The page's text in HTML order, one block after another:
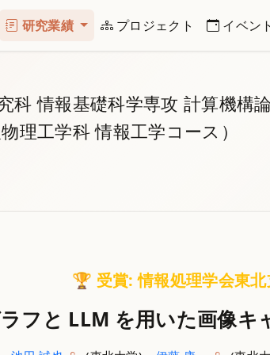
研究業績 プロジェクト イベント
科 情報基礎科学専攻 計算機構
理工学科 情報工学コース）
🏆 受賞: 情報処理学会東
フと LLM を用いた画像キ